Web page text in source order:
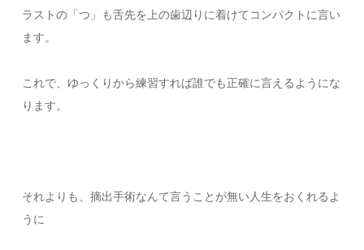
ラストの「つ」も舌先を上の歯辺りに着けてコンパクトに言い
ます。
これで、ゆっくりから練習すれば誰でも正確に言えるようにな
ります。
それよりも、摘出手術なんて言うことが無い人生をおくれるよ
うに